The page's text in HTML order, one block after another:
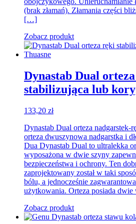
(brak złamań). Złamania części
[…]
Zobacz produkt
Dynastab Dual
stabilizująca lub
133,20 zł
Dynastab Dual orteza nadgarstek-
orteza dwuszynowa nadgarstka i
Dua Dynastab Dual to ultralekka
wyposażona w dwie szyny
bezpieczeństwa i ochrony. Ten
zaprojektowany został w taki
bólu, a jednocześnie
użytkowania. Orteza posiada
Zobacz produkt